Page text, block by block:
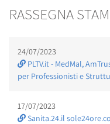
RASSEGNA
24/07/2023
PLTV.it - MedMal,
per Professionisti e
17/07/2023
Sanita.24.il